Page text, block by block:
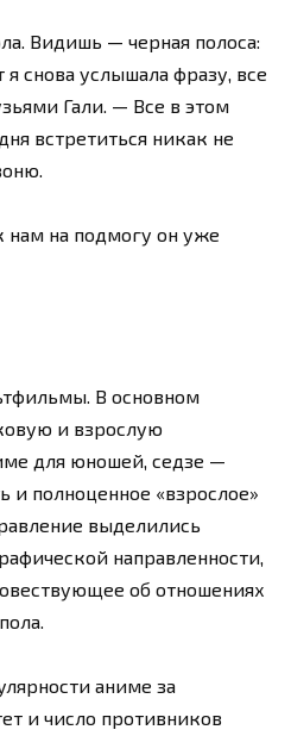
Видишь — черная полоса:
снова услышала фразу, все
Гали. — Все в этом
встретиться никак не
на подмогу он уже
В основном
и взрослую
для юношей, седзе —
и полноценное «взрослое»
выделились
направленности,
об отношениях
аниме за
и число противников